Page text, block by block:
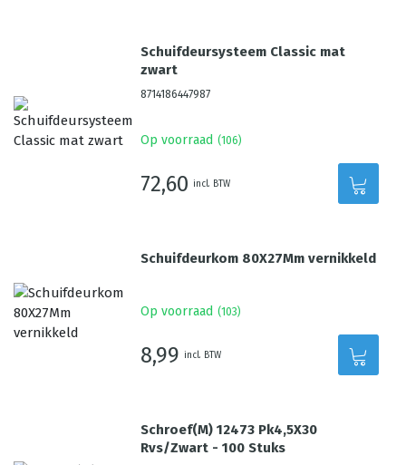
Schuifdeursysteem Classic mat
zwart
8714186447987
Op voorraad (106)
72,60 incl. BTW
Schuifdeurkom 80X27Mm vernikkeld
Op voorraad (103)
8,99 incl. BTW
Schroef(M) 12473 Pk4,5X30
Rvs/Zwart - 100 Stuks